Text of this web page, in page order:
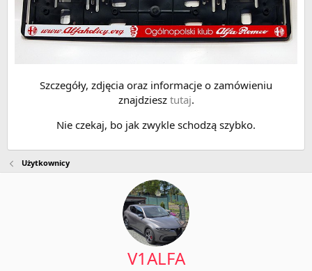
Szczegóły, zdjęcia oraz informacje o zamówieniu
znajdziesz tutaj.
Nie czekaj, bo jak zwykle schodzą szybko.
Użytkownicy
V1ALFA